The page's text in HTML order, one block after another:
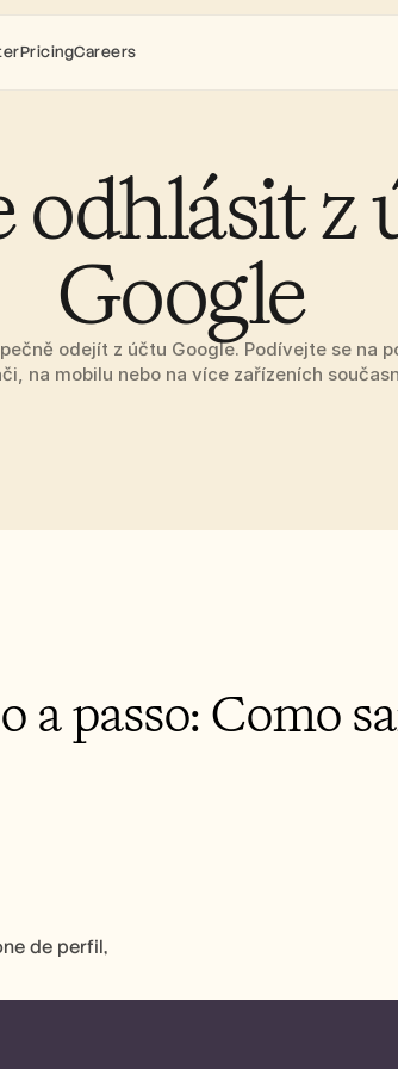
odhlásit z
Google
odejít z účtu Google. Podívejte se na
na mobilu nebo na více zařízeních
a passo: Como
de perfil,
PricingCareers